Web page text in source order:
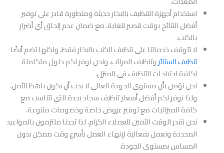
استخدام أجهزة التنظيف بالبخار حديثة ومتطورة قادر على توفير
أفضل النتائج بوقت قصير للغاية، مع ضمان عدم إلحاق أي أضرار
بالكنب.
لا تتوقف خدماتنا على تنظيف الكنب بالبخار فقط، ولكنها تضم أيضًا
تنظيف الستائروتنظيف المراتب، ونحن نوفر لكم حلول متكاملة
لكافة احتياجات التنظيف في المنزل.
نحن نؤمن بأن مستوى الجودة العالي لا يجب أن يكون باهظ الثمن،
ولذا نوفر لكم أفضل أسعار تنظيف سجاد بجدة التي تتناسب مع
كافة الميزانيات مع توفير عروض خاصة وخصومات متنوعة.
نحن نقدر الوقت الثمين للعملاء الكرام، لذا تجدنا ملتزمون بالمواعيد
المحددة ونعمل بفعالية لإنهاء العمل بأسرع وقت ممكن بدون
المساس بمستوى الجودة.